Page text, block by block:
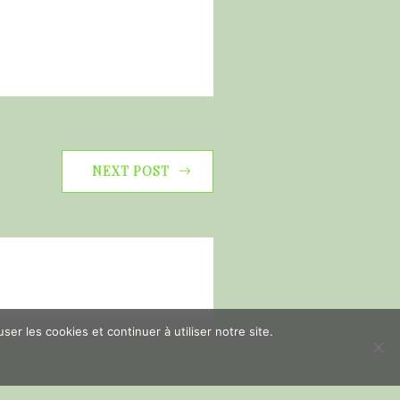
NEXT POST
les cookies et continuer à utiliser notre site.